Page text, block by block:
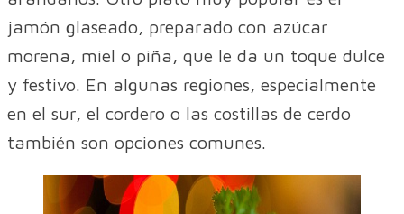
jamón glaseado, preparado con azúcar
morena, miel o piña, que le da un toque dulce
y festivo. En algunas regiones, especialmente
en el sur, el cordero o las costillas de cerdo
también son opciones comunes.